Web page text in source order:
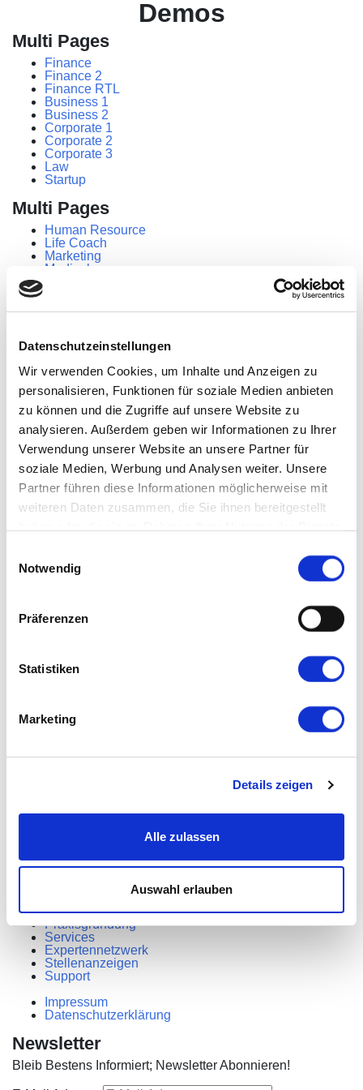
Datenschutzeinstellungen
Wir verwenden Cookies, um Inhalte und Anzeigen zu
personalisieren, Funktionen für soziale Medien anbieten
zu können und die Zugriffe auf unsere Website zu
analysieren. Außerdem geben wir Informationen zu Ihrer
Verwendung unserer Website an unsere Partner für
soziale Medien, Werbung und Analysen weiter. Unsere
Partner führen diese Informationen möglicherweise mit
weiteren Daten zusammen, die Sie ihnen bereitgestellt
Notwendig
Präferenzen
Statistiken
Marketing
Details zeigen
Alle zulassen
Auswahl erlauben
Demos
Multi Pages
Finance
Finance 2
Finance RTL
Business 1
Business 2
Corporate 1
Corporate 2
Corporate 3
Law
Startup
Multi Pages
Human Resource
Life Coach
Marketing
Medical
Software
One Page
Finance
Finance 2
Finance RTL
Business 1
Business 2
Corporate 1
Corporate 2
Corporate 3
Startup
Human Resource
Life Coach
IT Solution
Consulting
Leidenschaft verbinden
5630 Muri AG
erreichbar.
Home
Praxisgründung
Services
Expertennetzwerk
Stellenanzeigen
Support
Impressum
Datenschutzerklärung
Newsletter
Bleib Bestens Informiert; Newsletter Abonnieren!